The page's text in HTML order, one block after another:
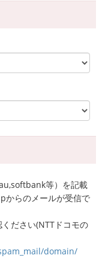
等）を記載
からのメールが受信で
ださい(NTTドコモの
domain/